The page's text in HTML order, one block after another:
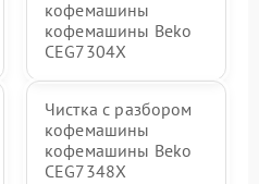
кофемашины
кофемашины Beko
CEG7304X
Чистка с разбором
кофемашины
кофемашины Beko
CEG7348X